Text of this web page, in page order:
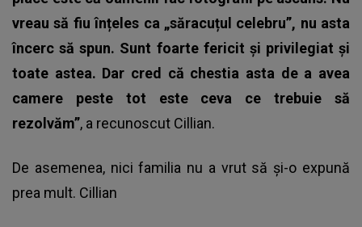
vreau să fiu înțeles ca „săracuțul celebru”, nu asta
încerc să spun. Sunt foarte fericit și privilegiat și
toate astea. Dar cred că chestia asta de a avea
camere peste tot este ceva ce trebuie să
rezolvăm”, a recunoscut Cillian.
De asemenea, nici familia nu a vrut să și-o expună
prea mult. Cillian